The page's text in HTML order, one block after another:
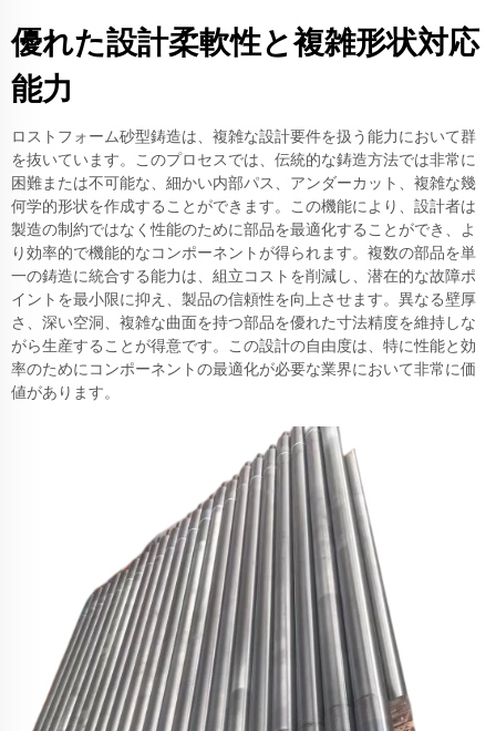
優れた設計柔軟性と複雑形状対応
能力
ロストフォーム砂型鋳造は、複雑な設計要件を扱う能力において群
を抜いています。このプロセスでは、伝統的な鋳造方法では非常に
困難または不可能な、細かい内部パス、アンダーカット、複雑な幾
何学的形状を作成することができます。この機能により、設計者は
製造の制約ではなく性能のために部品を最適化することができ、よ
り効率的で機能的なコンポーネントが得られます。複数の部品を単
一の鋳造に統合する能力は、組立コストを削減し、潜在的な故障ポ
イントを最小限に抑え、製品の信頼性を向上させます。異なる壁厚
さ、深い空洞、複雑な曲面を持つ部品を優れた寸法精度を維持しな
がら生産することが得意です。この設計の自由度は、特に性能と効
率のためにコンポーネントの最適化が必要な業界において非常に価
値があります。